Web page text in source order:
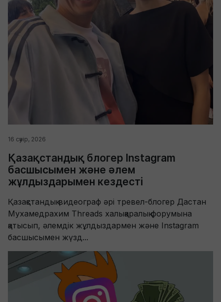
16 сәуір, 2026
Қазақстандық блогер Instagram
басшысымен және әлем
жұлдыздарымен кездесті
Қазақстандық видеограф әрі тревел-блогер Дастан
Мухамедрахим Threads халықаралық форумына
қатысып, әлемдік жұлдыздармен және Instagram
басшысымен жүзд...